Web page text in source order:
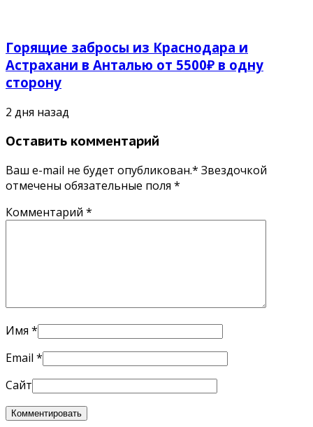
Горящие забросы из Краснодара и
Астрахани в Анталью от 5500₽ в одну
сторону
2 дня назад
Оставить комментарий
Ваш e-mail не будет опубликован.* Звездочкой
отмечены обязательные поля *
Комментарий *
Имя *
Email *
Сайт